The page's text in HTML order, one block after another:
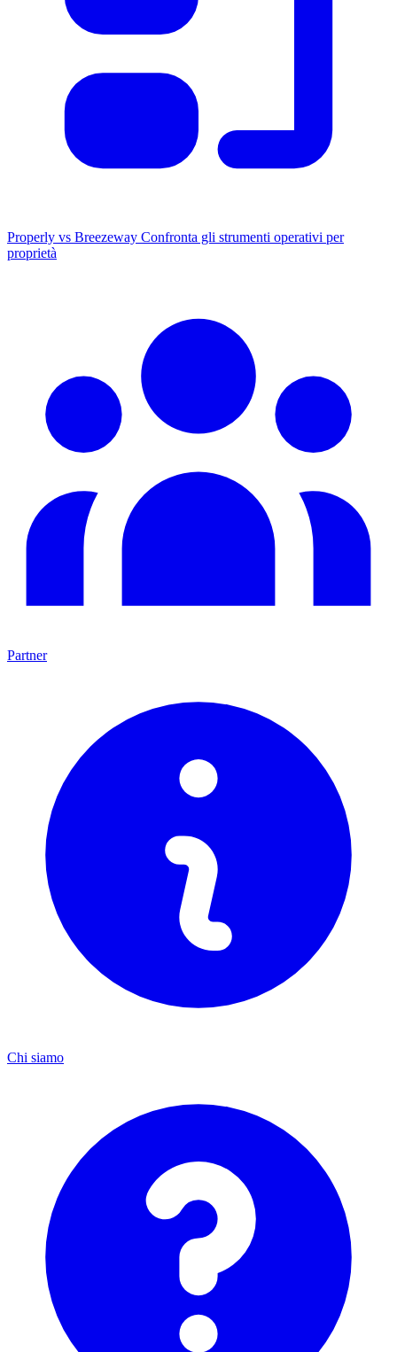
Properly vs Breezeway Confronta gli strumenti operativi per
proprietà
Partner
Chi siamo